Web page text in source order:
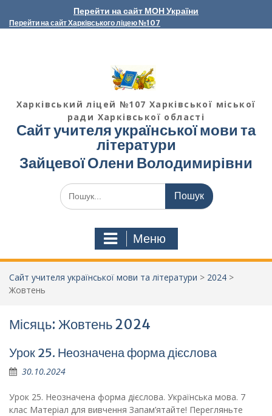
до
вмісту
Перейти на сайт МОН України
Перейти на сайт Харківського ліцею №107
Харківський ліцей №107 Харківської міської
ради Харківської області
Сайт учителя української мови та
літератури
Зайцевої Олени Володимирівни
Шукати:
Меню
Сайт учителя української мови та літератури > 2024 >
Жовтень
Місяць: Жовтень 2024
Урок 25. Неозначена форма дієслова
30.10.2024
Урок 25. Неозначена форма дієслова. Українська мова. 7
клас Матеріал для вивчення Запам’ятайте! Перегляньте